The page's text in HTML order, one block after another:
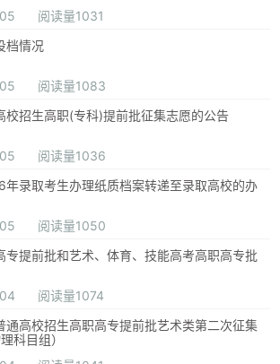
阅读量1031
档情况
阅读量1083
校招生高职(专科)提前批征集志愿的公告
阅读量1036
录取考生办理纸质档案转递至录取高校的办
阅读量1050
提前批和艺术、体育、技能高考高职高专批
阅读量1074
高校招生高职高专提前批艺术类第二次征集
科目组）